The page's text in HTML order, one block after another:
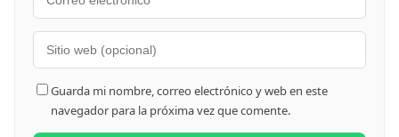
Guarda mi nombre, correo electrónico y web en este
navegador para la próxima vez que comente.